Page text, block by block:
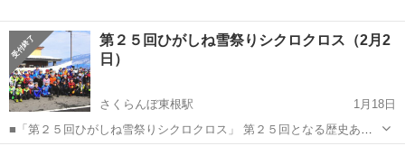
第２５回ひがしね雪祭りシクロクロス（2月2
日）
さくらんぼ東根駅
1月18日
■「第２５回ひがしね雪祭りシクロクロス」 第２５回となる歴史あ